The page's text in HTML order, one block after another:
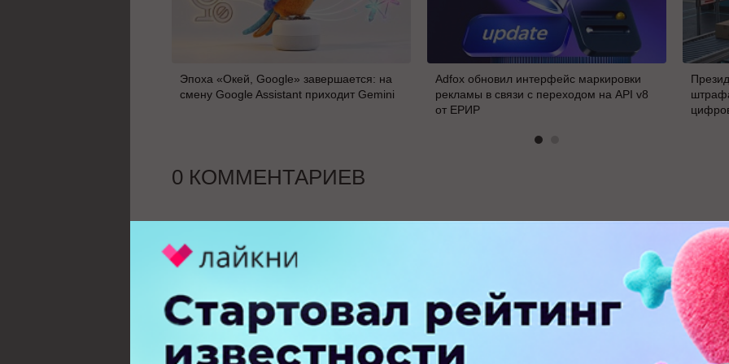
Эпоха «Окей, Google» завершается: на
смену Google Assistant приходит Gemini
Adfox обновил интерфейс маркировки
рекламы в связи с переходом на API v8
от ЕРИР
0 КОММЕНТАРИЕВ